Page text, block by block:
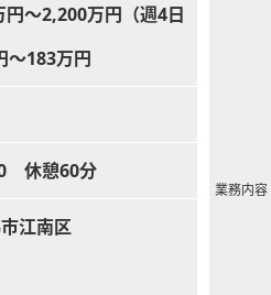
～2,200万円（週4日
～183万円
休憩60分
潟市江南区
業務内容